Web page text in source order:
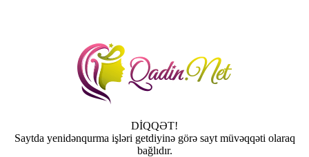
DİQQƏT!
Saytda yenidənqurma işləri getdiyinə görə sayt müvəqqəti olaraq
bağlıdır.